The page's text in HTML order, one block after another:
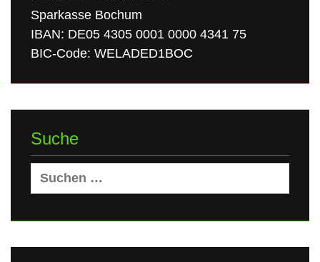
Sparkasse Bochum
IBAN: DE05 4305 0001 0000 4341 75
BIC-Code: WELADED1BOC
Suche
Suchen
nach: